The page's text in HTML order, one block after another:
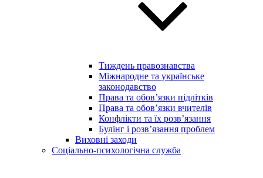
Тиждень правознавства
Міжнародне та українське
законодавство
Права та обов’язки підлітків
Права та обов’язки вчителів
Конфлікти та їх розв’язання
Булінг і розв’язання проблем
Виховні заходи
Соціально-психологічна служба